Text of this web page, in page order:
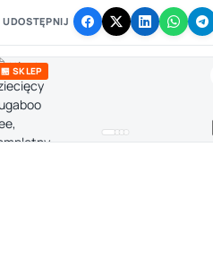
UDOSTĘPNIJ
🏪 SKLEP